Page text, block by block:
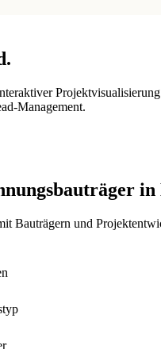
.
Management.
in
Bauträgern und